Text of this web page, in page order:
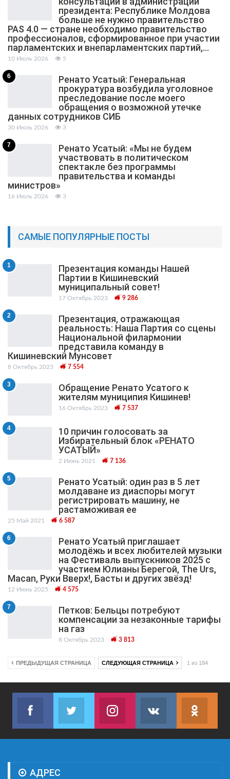
президента: Республике Молдова
больше не нужно правительство
PAS 4.0 — стране необходимо правительство
профессионалов, сформированное при участии
парламентских и внепарламентских партий,…
10 Июль 2026 5
6
Ренато Усатый: Генеральная
прокуратура возбудила уголовное
преследование после моего
обращения о возможной утечке
данных сотрудников СИБ
30 Июль 2026 3
7
Ренато Усатый: «Мы не будем
участвовать в политическом
спектакле без программы
правительства и команды
министров»
16 Июль 2026 3
САМЫЕ ПОПУЛЯРНЫЕ ПОСТЫ
1
Презентация команды Нашей
Партии в Кишиневский
муниципальный cовет!
17 Октябрь 2023 9 286
2
Презентация, отражающая
реальность: Наша Партия со сцены
Национальной филармонии
представила команду в
Кишиневский Мунсовет
8 Октябрь 2023 7 554
3
Обращение Ренато Усатого к
жителям муниципия Кишинев!
16 Октябрь 2023 7 537
4
10 причин голосовать за
Избирательный блок «РЕНАТО
УСАТЫЙ»
2 Июнь 2021 7 136
5
Ренато Усатый: один раз в 5 лет
молдаване из диаспоры могут
регистрировать машину, не
растаможивая ее
25 Май 2021 6 587
6
Ренато Усатый приглашает
молодёжь и всех любителей музыки
на Фестиваль выпускников 2025 с
участием Юлианы Берегой, The Urs,
Macan, Руки Вверх!, Басты и других звёзд!
12 Июнь 2025 4 575
7
Петков: Бельцы потребуют
компенсации за незаконные тарифы
на газ
8 Октябрь 2023 3 813
ПРЕДЫДУЩАЯ СТРАНИЦА СЛЕДУЮЩАЯ СТРАНИЦА 1 из 184
Facebook
Join us on Facebook
Twitter
Join us on TwitterJoin us on InstagramJoin us on VK
АДРЕС